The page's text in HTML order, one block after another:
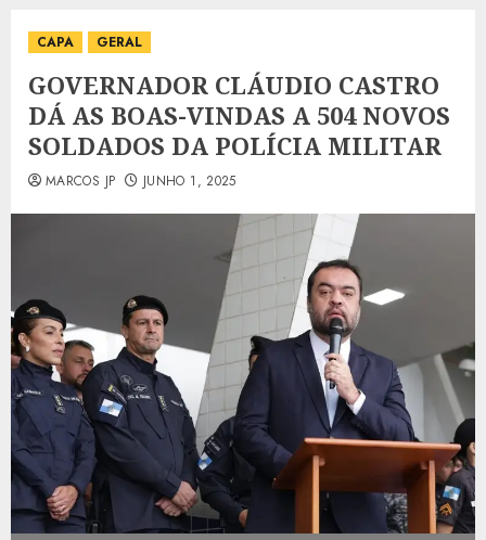
CAPA GERAL
GOVERNADOR CLÁUDIO CASTRO
DÁ AS BOAS-VINDAS A 504 NOVOS
SOLDADOS DA POLÍCIA MILITAR
MARCOS JP JUNHO 1, 2025